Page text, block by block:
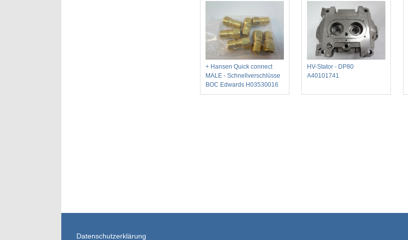
+ Hansen Quick connect
MALE - Schnellverschlüsse
BOC Edwards H03530016
HV-Stator - DP80
A40101741
Datenschutzerklärung